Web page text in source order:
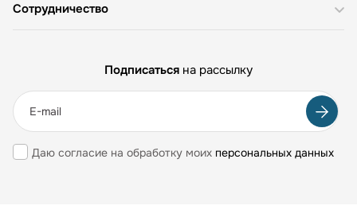
Сотрудничество
Подписаться на рассылку
Даю согласие на обработку моих персональных данных